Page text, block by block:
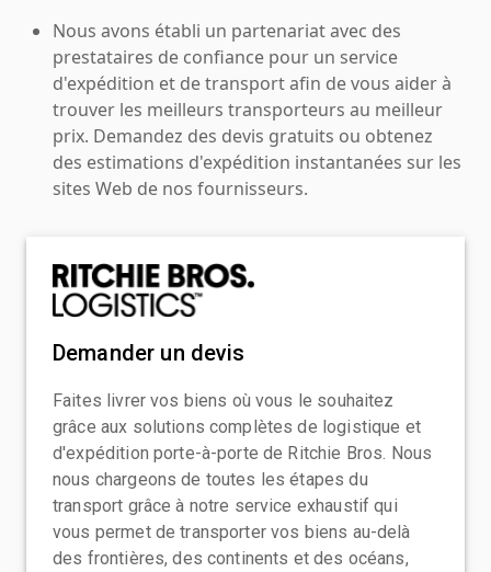
Nous avons établi un partenariat avec des
prestataires de confiance pour un service
d'expédition et de transport afin de vous aider à
trouver les meilleurs transporteurs au meilleur
prix. Demandez des devis gratuits ou obtenez
des estimations d'expédition instantanées sur les
sites Web de nos fournisseurs.
Demander un devis
Faites livrer vos biens où vous le souhaitez
grâce aux solutions complètes de logistique et
d'expédition porte-à-porte de Ritchie Bros. Nous
nous chargeons de toutes les étapes du
transport grâce à notre service exhaustif qui
vous permet de transporter vos biens au-delà
des frontières, des continents et des océans,